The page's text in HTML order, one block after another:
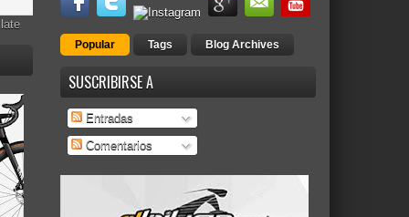
Popular Tags Blog Archives
SUSCRIBIRSE A
Entradas
Comentarios